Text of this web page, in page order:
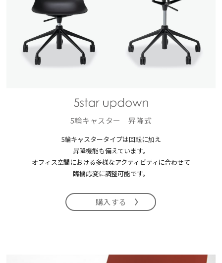
5輪キャスター 昇降式
5輪キャスタータイプは回転に加え
昇降機能も備えています。
オフィス空間における多様なアクティビティに合わせて
臨機応変に調整可能です。
購入する